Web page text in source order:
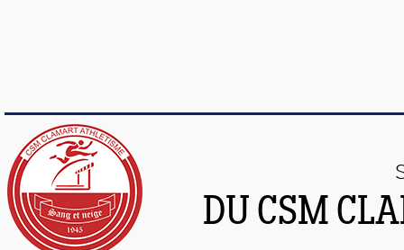
DU CSM